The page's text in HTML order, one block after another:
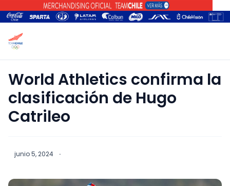
World Athletics confirma la
clasificación de Hugo
Catrileo
junio 5, 2024 ·